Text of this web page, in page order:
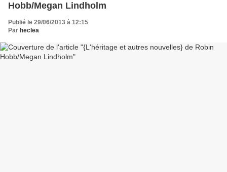
Hobb/Megan Lindholm
Publié le 29/06/2013 à 12:15
Par heclea